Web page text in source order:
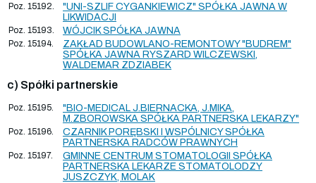
Poz. 15192.
"UNI-SZLIF CYGANKIEWICZ" SPÓŁKA JAWNA W
LIKWIDACJI
Poz. 15193. WÓJCIK SPÓŁKA JAWNA
Poz. 15194.
ZAKŁAD BUDOWLANO-REMONTOWY "BUDREM"
SPÓŁKA JAWNA RYSZARD WILCZEWSKI,
WALDEMAR ZDZIABEK
c) Spółki partnerskie
Poz. 15195.
"BIO-MEDICAL J.BIERNACKA, J.MIKA,
M.ZBOROWSKA SPÓŁKA PARTNERSKA LEKARZY"
Poz. 15196.
CZARNIK PORĘBSKI I WSPÓLNICY SPÓŁKA
PARTNERSKA RADCÓW PRAWNYCH
Poz. 15197.
GMINNE CENTRUM STOMATOLOGII SPÓŁKA
PARTNERSKA LEKARZE STOMATOLODZY
JUSZCZYK, MOLAK